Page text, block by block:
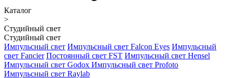
Каталог
>
Студийный свет
Студийный свет
Импульсный свет Импульсный свет Falcon Eyes Импульсный
свет Fancier Постоянный свет FST Импульсный свет Hensel
Импульсный свет Godox Импульсный свет Profoto
Импульсный свет Raylab